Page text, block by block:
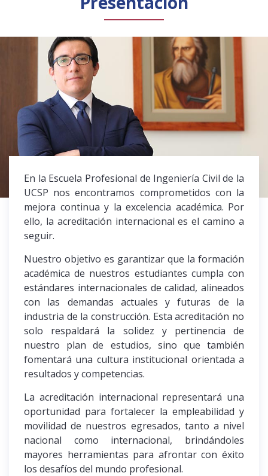
Licenciamiento Biblioteca
Noticias
En la Escuela Profesional de Ingeniería Civil de la
UCSP nos encontramos comprometidos con la
mejora continua y la excelencia académica. Por
ello, la acreditación internacional es el camino a
seguir.
Nuestro objetivo es garantizar que la formación
académica de nuestros estudiantes cumpla con
estándares internacionales de calidad, alineados
con las demandas actuales y futuras de la
industria de la construcción. Esta acreditación no
solo respaldará la solidez y pertinencia de
nuestro plan de estudios, sino que también
fomentará una cultura institucional orientada a
resultados y competencias.
La acreditación internacional representará una
oportunidad para fortalecer la empleabilidad y
movilidad de nuestros egresados, tanto a nivel
nacional como internacional, brindándoles
mayores herramientas para afrontar con éxito
los desafíos del mundo profesional.